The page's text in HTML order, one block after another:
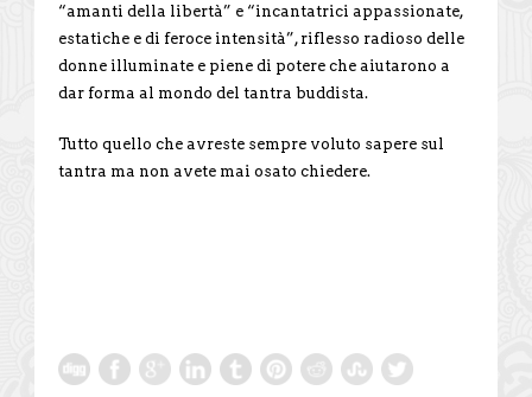
“amanti della libertà” e “incantatrici appassionate,
estatiche e di feroce intensità”, riflesso radioso delle
donne illuminate e piene di potere che aiutarono a
dar forma al mondo del tantra buddista.
Tutto quello che avreste sempre voluto sapere sul
tantra ma non avete mai osato chiedere.